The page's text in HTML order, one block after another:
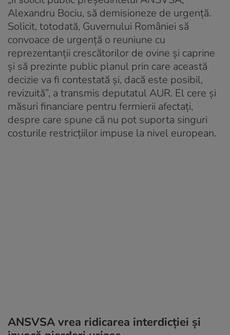
Alexandru Bociu, să demisioneze de urgență.
Solicit, totodată, Guvernului României să
convoace de urgență o reuniune cu
reprezentanții crescătorilor de ovine și caprine
și să prezinte public planul prin care această
decizie va fi contestată și, dacă este posibil,
revizuită”, a transmis deputatul AUR. El cere și
măsuri financiare pentru fermierii afectați,
despre care spune că nu pot suporta singuri
costurile restricțiilor impuse la nivel european.
ANSVSA vrea ridicarea interdicției și